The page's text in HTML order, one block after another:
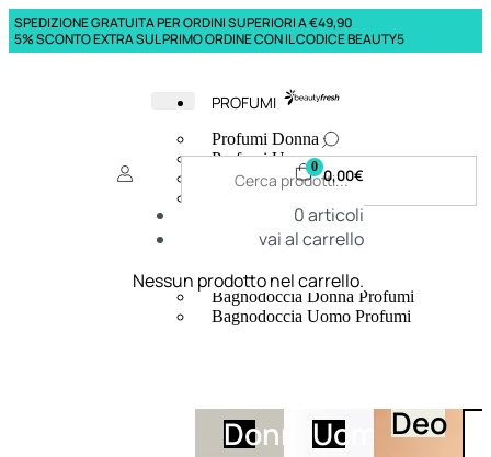
SPEDIZIONE GRATUITA PER ORDINI SUPERIORI A €49,90
5% SCONTO EXTRA SUL PRIMO ORDINE CON IL CODICE BEAUTY5
PROFUMI
Profumi Donna
Profumi Uomo
Deodoranti Donna
Corpo Donna
Corpo Uomo
Creme Mani
Bagnodoccia Donna Profumi
Bagnodoccia Uomo Profumi
DonnaUomoDeo
0 0,00€
0articoli
vai al carrello
Nessun prodotto nel carrello.